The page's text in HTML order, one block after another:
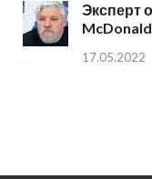
Эксперт
17.05.2022